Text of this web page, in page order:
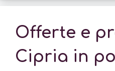
Offerte e
Cipria in